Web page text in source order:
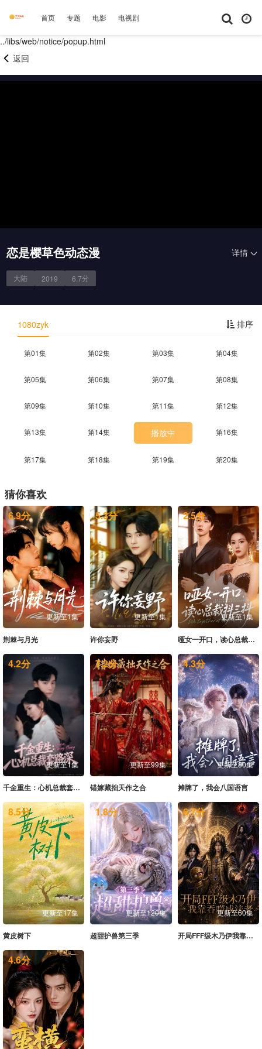
首页 专题 电影 电视剧 短剧大全 体育
../libs/web/notice/popup.html
返回
恋是樱草色动态漫 详情
大陆 2019 6.7分
剧情简介 排序
1080zyk
第01集 第02集 第03集 第04集
第05集 第06集 第07集 第08集
第09集 第10集 第11集 第12集
第13集 第14集 播放中 第16集
第17集 第18集 第19集 第20集
猜你喜欢
6.9分
更新至1集
荆棘与月光
5.3分
更新至1集
许你妄野
2.5分
更新至1集
哑女一开口，读心总裁抖三抖
4.2分
更新至1集
千金重生：心机总裁套路深
7.2分
更新至99集
错嫁藏拙天作之合
4.3分
更新至80集
摊牌了，我会八国语言
8.5分
更新至17集
黄皮树下
1.8分
更新至120集
超甜护兽第三季
6.7分
更新至60集
开局FFF级木乃伊我靠吞噬成法老
4.6分